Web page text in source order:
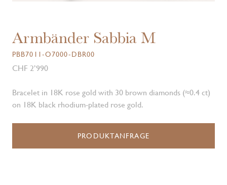
Armbänder Sabbia M
PBB7011-O7000-DBR00
CHF 2’990
Bracelet in 18K rose gold with 30 brown diamonds (≈0.4 ct)
on 18K black rhodium-plated rose gold.
PRODUKTANFRAGE